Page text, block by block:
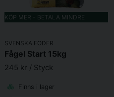
KÖP MER - BETALA MINDRE
SVENSKA FODER
Fågel Start 15kg
245 kr / Styck
Finns i lager